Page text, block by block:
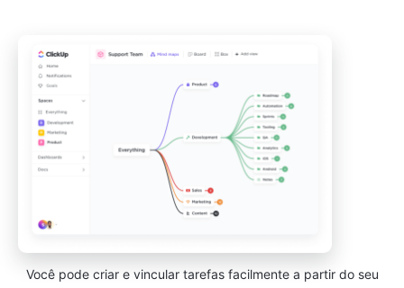
Você pode criar e vincular tarefas facilmente a partir do seu